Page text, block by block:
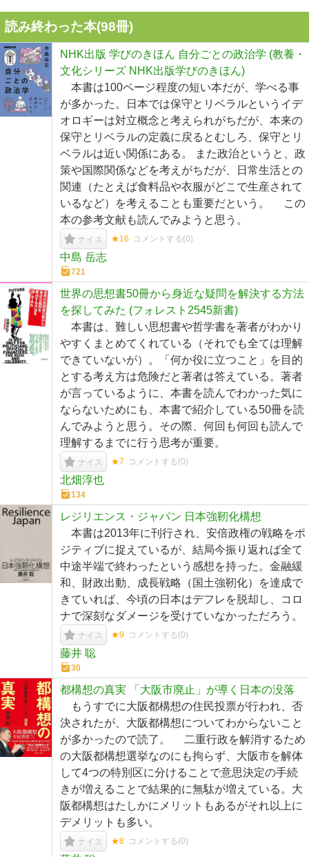
読み終わった本(98冊)
NHK出版 学びのきほん 自分ごとの政治学 (教養・
文化シリーズ NHK出版学びのきほん)
本書は100ページ程度の短い本だが、学べる事
が多かった。日本では保守とリベラルというイデ
オロギーは対立概念と考えられがちだが、本来の
保守とリベラルの定義に戻るとむしろ、保守とリ
ベラルは近い関係にある。 また政治というと、政
策や国際関係などを考えがちだが、日常生活との
関連（たとえば食料品や衣服がどこで生産されて
いるなど）を考えることも重要だという。 この
本の参考文献も読んでみようと思う。
ナイス ★16 コメントする(0)
中島 岳志
721
世界の思想書50冊から身近な疑問を解決する方法
を探してみた (フォレスト2545新書)
本書は、難しい思想書や哲学書を著者がわかり
やすくまとめてくれている（それでも全ては理解
できていないが）。「何か役に立つこと」を目的
とする考え方は危険だと著者は答えている。著者
が言っているように、本書を読んでわかった気に
ならないためにも、本書で紹介している50冊を読
んでみようと思う。その際、何回も何回も読んで
理解するまでに行う思考が重要。
ナイス ★7 コメントする(0)
北畑淳也
134
レジリエンス・ジャパン 日本強靭化構想
本書は2013年に刊行され、安倍政権の戦略をポ
ジティブに捉えているが、結局今振り返れば全て
中途半端で終わったという感想を持った。金融緩
和、財政出動、成長戦略（国土強靭化）を達成で
きていれば、今頃の日本はデフレを脱却し、コロ
ナで深刻なダメージを受けていなかっただろう。
ナイス ★9 コメントする(0)
藤井 聡
30
都構想の真実 「大阪市廃止」が導く日本の没落
もうすでに大阪都構想の住民投票が行われ、否
決されたが、大阪都構想についてわからないこと
が多かったので読了。 二重行政を解消するため
の大阪都構想選挙なのにも拘らず、大阪市を解体
して4つの特別区に分けることで意思決定の手続
きが増えることで結果的に無駄が増えている。大
阪都構想はたしかにメリットもあるがそれ以上に
デメリットも多い。
ナイス ★8 コメントする(0)